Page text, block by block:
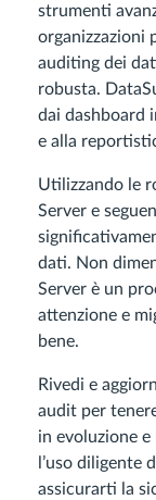
strumenti
organizzazioni
auditing dei
robusta.
dai dashboard
e alla
Utilizzando le
Server e
dati. Non
Server è un
attenzione e
bene.
Rivedi e
audit per
in evoluzione e
l’uso diligente
assicurarti la